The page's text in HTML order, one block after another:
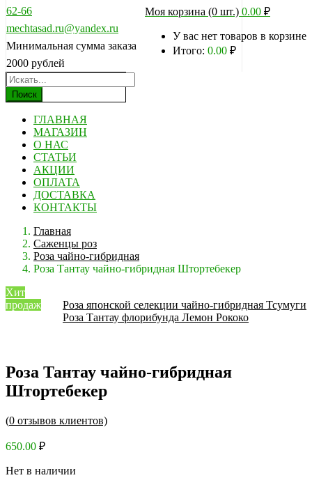
Моя корзина (0 шт.) 0.00 ₽
У вас нет товаров в корзине
Итого: 0.00 ₽
62-66
mechtasad.ru@yandex.ru
Минимальная сумма заказа
2000 рублей
Поиск
ГЛАВНАЯ
МАГАЗИН
О НАС
СТАТЬИ
АКЦИИ
ОПЛАТА
ДОСТАВКА
КОНТАКТЫ
Главная
Саженцы роз
Роза чайно-гибридная
Роза Тантау чайно-гибридная Штортебекер
Роза японской селекции чайно-гибридная Тсумуги
Роза Тантау флорибунда Лемон Рококо
Хит
продаж
Роза Тантау чайно-гибридная
Штортебекер
(0 отзывов клиентов)
650.00 ₽
Нет в наличии